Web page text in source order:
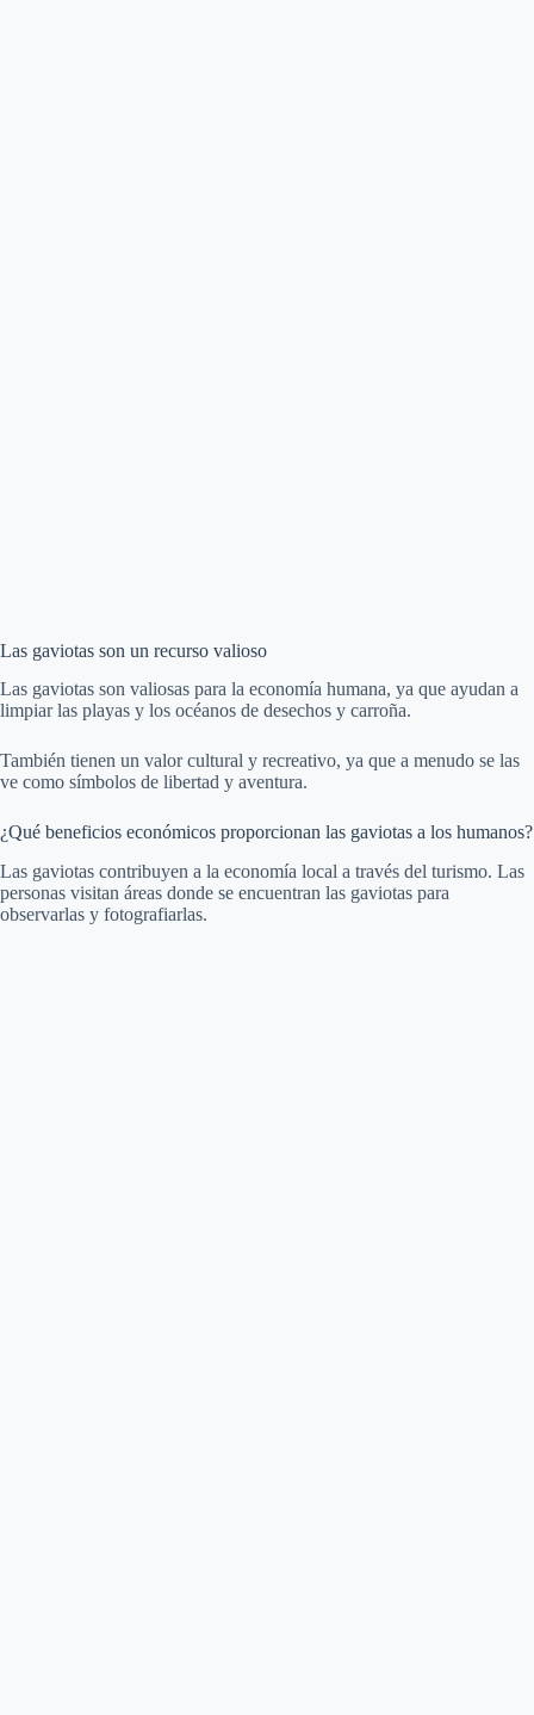
Las gaviotas son un recurso valioso
Las gaviotas son valiosas para la economía humana, ya que ayudan a
limpiar las playas y los océanos de desechos y carroña.
También tienen un valor cultural y recreativo, ya que a menudo se las
ve como símbolos de libertad y aventura.
¿Qué beneficios económicos proporcionan las gaviotas a los humanos?
Las gaviotas contribuyen a la economía local a través del turismo. Las
personas visitan áreas donde se encuentran las gaviotas para
observarlas y fotografiarlas.